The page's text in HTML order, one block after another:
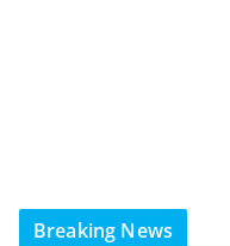
Breaking News